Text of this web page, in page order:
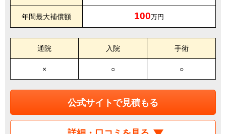
年間最大補償額 100万円
通院 入院 手術
× ○ ○
公式サイトで見積もる